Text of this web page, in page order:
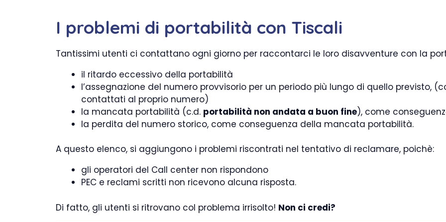
I problemi di portabilità con Tiscali
Tantissimi utenti ci contattano ogni giorno per raccontarci le loro disavventure con la
il ritardo eccessivo della portabilità
l’assegnazione del numero provvisorio per un periodo più lungo di quello previsto,
contattati al proprio numero)
la mancata portabilità (c.d. portabilità non andata a buon fine), come
la perdita del numero storico, come conseguenza della mancata portabilità.
A questo elenco, si aggiungono i problemi riscontrati nel tentativo di reclamare, poichè:
gli operatori del Call center non rispondono
PEC e reclami scritti non ricevono alcuna risposta.
Di fatto, gli utenti si ritrovano col problema irrisolto! Non ci credi?